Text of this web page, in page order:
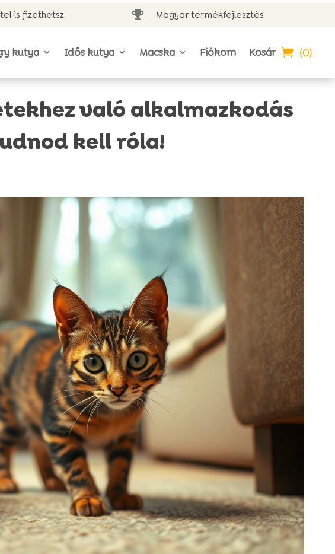
is fizethetsz  Magyar termékfejlesztés
kutya Idős kutya Macska Fiókom Kosár (0)
való alkalmazkodás
kell róla!